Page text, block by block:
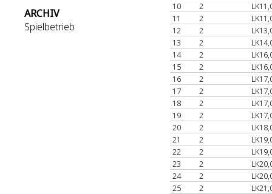
ARCHIV
Spielbetrieb
10
2
11
2
12
2
13
2
14
2
15
2
16
2
17
2
18
2
19
2
20
2
21
2
22
2
23
2
24
2
25
2